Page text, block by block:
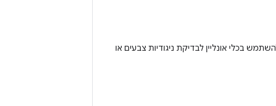
בכלי אונליין לבדיקת ניגודיות צבעים או